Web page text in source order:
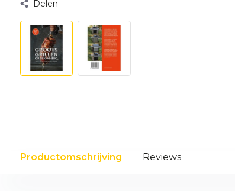
Delen
Productomschrijving Reviews